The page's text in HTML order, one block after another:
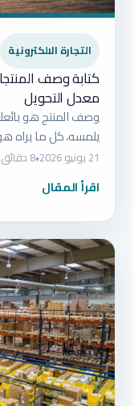
التجارة الالكترونية
كتابة وصف
معدل التحويل
وصف المنتج هو
يلمسه، كل ما يراه
21 يونيو 2026 •8 دقائق قراءة
اقرأ المقال